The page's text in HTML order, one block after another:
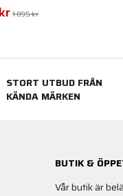
1 095 kr
STORT UTBUD FRÅN
KÄNDA MÄRKEN
BUTIK &
Vår butik är